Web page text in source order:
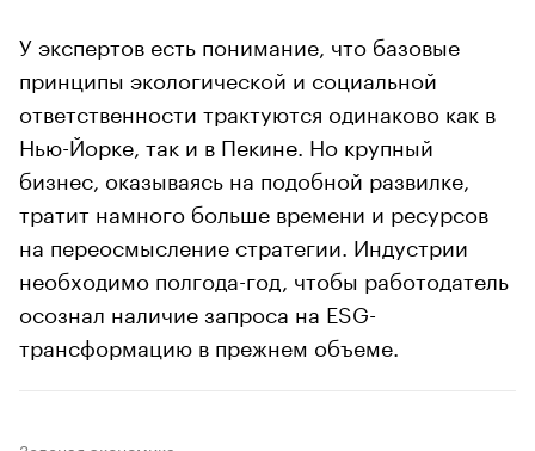
У экспертов есть понимание, что базовые
принципы экологической и социальной
ответственности трактуются одинаково как в
Нью-Йорке, так и в Пекине. Но крупный
бизнес, оказываясь на подобной развилке,
тратит намного больше времени и ресурсов
на переосмысление стратегии. Индустрии
необходимо полгода-год, чтобы работодатель
осознал наличие запроса на ESG-
трансформацию в прежнем объеме.